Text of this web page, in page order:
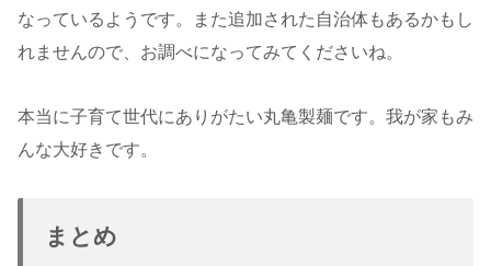
なっているようです。また追加された自治体もあるかもし
れませんので、お調べになってみてくださいね。
本当に子育て世代にありがたい丸亀製麺です。我が家もみ
んな大好きです。
まとめ